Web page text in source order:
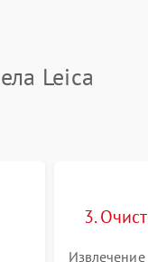
1 год Leica
3.
Извлечение